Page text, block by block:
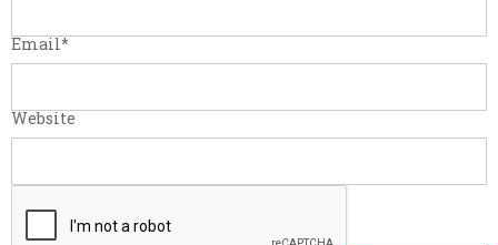
Email*
Website